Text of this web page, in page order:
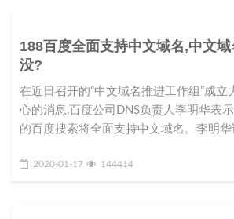
188百度全面支持中文域名,中文
没?
在近日召开的“中文域名推进工作组”成立
心的消息,百度公司DNS负责人李明华表
的百度搜索将全面支持中文域名。李明华
2020-01-17 144414